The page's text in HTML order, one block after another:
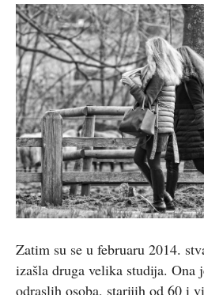
Zatim su se u februaru 2014.
izašla druga velika studija.
odraslih osoba, starijih od 60 i